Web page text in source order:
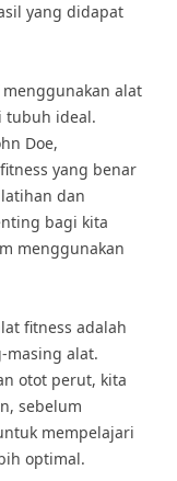
yang didapat
alat
tubuh ideal.
Doe,
yang benar
dan
bagi kita
menggunakan
fitness adalah
masing alat.
otot perut, kita
sebelum
mempelajari
optimal.